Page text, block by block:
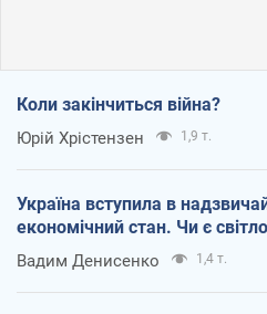
Коли закінчиться війна?
Юрій Хрістензен 1,9 т.
Україна вступила в
економічний стан. Чи є
Вадим Денисенко 1,4 т.